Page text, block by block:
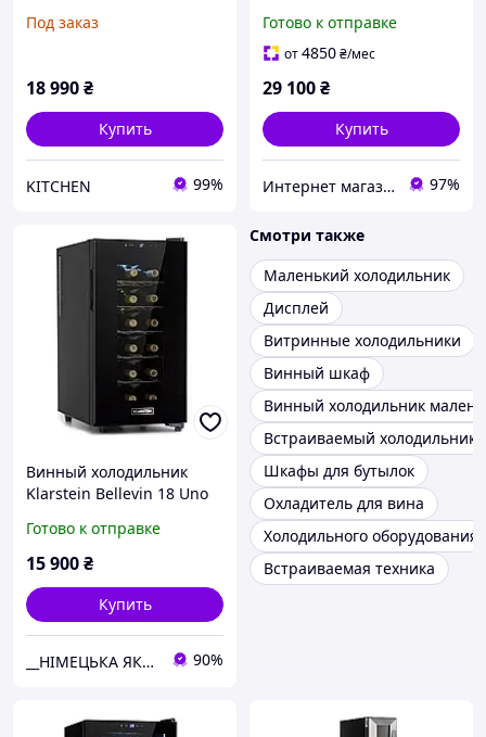
Под заказ
18 990₴
Купить
KITCHEN 99%
холодильник Klarstein
Barossa 54 Uno
Готово к отправке
от4850₴/мес
29 100₴
Купить
Интернет магазин KlaRst 97%
Винный холодильник
Klarstein Bellevin 18 Uno
холодильный шкаф для
хранения вина в бар
Готово к отправке
15 900₴
Купить
__НІМЕЦЬКА ЯКІСТЬ__ 90%
Смотри также
Маленький холодильник
Дисплей
Витринные холодильники
Винный шкаф
Винный холодильник
Встраиваемый холодильник
Шкафы для бутылок
Охладитель для вина
Холодильного оборудования
Встраиваемая техника